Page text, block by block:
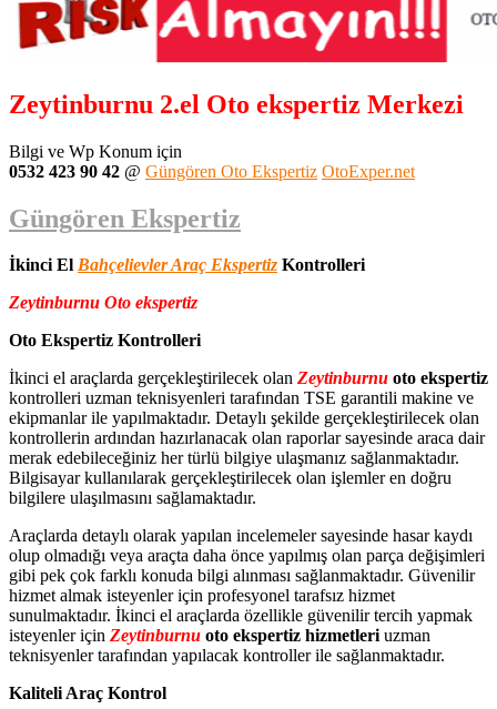
Zeytinburnu 2.el Oto ekspertiz Merkezi
Bilgi ve Wp Konum için
0532 423 90 42 @ Güngören Oto Ekspertiz OtoExper.net
Güngören Ekspertiz
İkinci El Bahçelievler Araç Ekspertiz Kontrolleri
Zeytinburnu Oto ekspertiz
Oto Ekspertiz Kontrolleri
İkinci el araçlarda gerçekleştirilecek olan Zeytinburnu oto ekspertiz
kontrolleri uzman teknisyenleri tarafından TSE garantili makine ve
ekipmanlar ile yapılmaktadır. Detaylı şekilde gerçekleştirilecek olan
kontrollerin ardından hazırlanacak olan raporlar sayesinde araca dair
merak edebileceğiniz her türlü bilgiye ulaşmanız sağlanmaktadır.
Bilgisayar kullanılarak gerçekleştirilecek olan işlemler en doğru
bilgilere ulaşılmasını sağlamaktadır.
Araçlarda detaylı olarak yapılan incelemeler sayesinde hasar kaydı
olup olmadığı veya araçta daha önce yapılmış olan parça değişimleri
gibi pek çok farklı konuda bilgi alınması sağlanmaktadır. Güvenilir
hizmet almak isteyenler için profesyonel tarafsız hizmet
sunulmaktadır. İkinci el araçlarda özellikle güvenilir tercih yapmak
isteyenler için Zeytinburnu oto ekspertiz hizmetleriuzman
teknisyenler tarafından yapılacak kontroller ile sağlanmaktadır.
Kaliteli Araç Kontrol